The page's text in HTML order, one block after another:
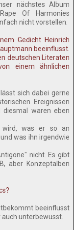
nächstes Album
Of Harmonies
nicht vorstellen.
Gedicht Heinrich
beeinflusst.
deutschen Literaten
einem ähnlichen
sich dabei gerne
Ereignissen
diesmal waren eben
wird, was er so an
was ihn irgendwie
nicht. Es gibt
aber Konzeptalben
beeinflusst
unterbewusst.